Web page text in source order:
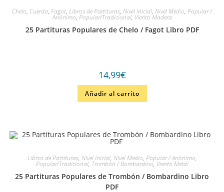
Chelo, Cuerda, Fagot, Libros de Partituras, Nivel Inicial, Nivel Medio, Popular /
Anónimo, Popular/Tradicional, Viento Madera
25 Partituras Populares de Chelo / Fagot Libro PDF
14,99€
Añadir al carrito
Libros de Partituras, Nivel Inicial, Nivel Medio, Popular / Anónimo,
Popular/Tradicional, Trombón / Bombardino, Viento Metal
25 Partituras Populares de Trombón / Bombardino Libro
PDF